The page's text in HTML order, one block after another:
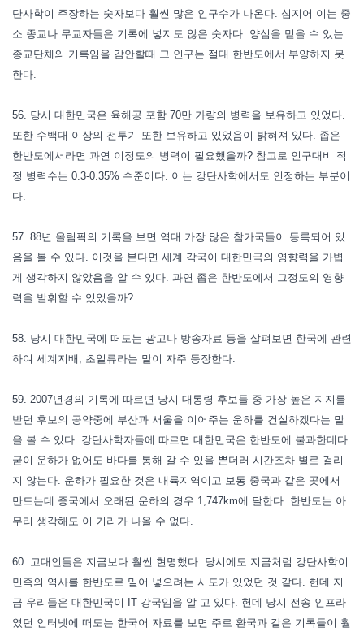
단사학이 주장하는 숫자보다 훨씬 많은 인구수가 나온다. 심지어 이는 중
소 종교나 무교자들은 기록에 넣지도 않은 숫자다. 양심을 믿을 수 있는
종교단체의 기록임을 감안할때 그 인구는 절대 한반도에서 부양하지 못
한다.
56. 당시 대한민국은 육해공 포함 70만 가량의 병력을 보유하고 있었다.
또한 수백대 이상의 전투기 또한 보유하고 있었음이 밝혀져 있다. 좁은
한반도에서라면 과연 이정도의 병력이 필요했을까? 참고로 인구대비 적
정 병력수는 0.3-0.35% 수준이다. 이는 강단사학에서도 인정하는 부분이
다.
57. 88년 올림픽의 기록을 보면 역대 가장 많은 참가국들이 등록되어 있
음을 볼 수 있다. 이것을 본다면 세계 각국이 대한민국의 영향력을 가볍
게 생각하지 않았음을 알 수 있다. 과연 좁은 한반도에서 그정도의 영향
력을 발휘할 수 있었을까?
58. 당시 대한민국에 떠도는 광고나 방송자료 등을 살펴보면 한국에 관련
하여 세계지배, 초일류라는 말이 자주 등장한다.
59. 2007년경의 기록에 따르면 당시 대통령 후보들 중 가장 높은 지지를
받던 후보의 공약중에 부산과 서울을 이어주는 운하를 건설하겠다는 말
을 볼 수 있다. 강단사학자들에 따르면 대한민국은 한반도에 불과한데다
굳이 운하가 없어도 바다를 통해 갈 수 있을 뿐더러 시간조차 별로 걸리
지 않는다. 운하가 필요한 것은 내륙지역이고 보통 중국과 같은 곳에서
만드는데 중국에서 오래된 운하의 경우 1,747km에 달한다. 한반도는 아
무리 생각해도 이 거리가 나올 수 없다.
60. 고대인들은 지금보다 훨씬 현명했다. 당시에도 지금처럼 강단사학이
민족의 역사를 한반도로 밀어 넣으려는 시도가 있었던 것 같다. 헌데 지
금 우리들은 대한민국이 IT 강국임을 알 고 있다. 헌데 당시 전송 인프라
였던 인터넷에 떠도는 한국어 자료를 보면 주로 환국과 같은 기록들이 훨